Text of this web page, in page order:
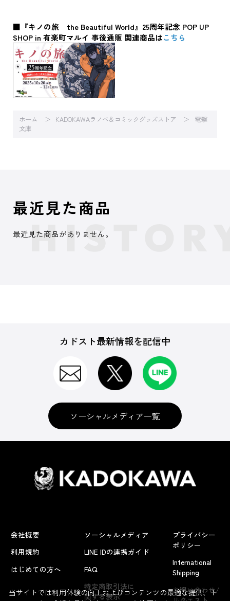
■『キノの旅 the Beautiful World』25周年記念 POP UP
SHOP in 有楽町マルイ 事後通販 関連商品はこちら
ホーム KADOKAWAラノベ＆コミックグッズストア
電撃
文庫
よくあるお問い合わせ
最近見た商品
最近見た商品がありません。
カドスト最新情報を配信中
ソーシャルメディア一覧
会社概要
利用規約
はじめての方へ
ソーシャルメディア
LINE IDの連携ガイド
FAQ
特定商取引法に
関する表示
プライバシー
ポリシー
International
Shipping
お問い合わせ/
当サイトでは利用体験の向上およびコンテンツの最適な提供、ト